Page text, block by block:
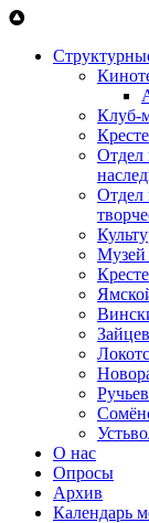
Перейти к
Клуб-
Отдел
Отдел
Музей
О нас
Опросы
Архив
Календарь